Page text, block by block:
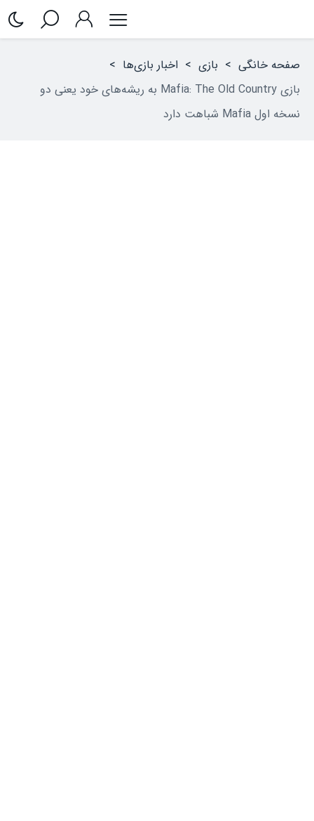
صفحه خانگی > بازی > اخبار بازی‌ها >
بازی Mafia: The Old Country به ریشه‌های خود یعنی دو
نسخه اول Mafia شباهت دارد